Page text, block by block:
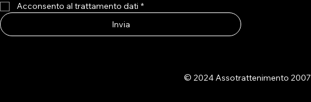
Acconsento al trattamento dati *
Invia
© 2024 Assotrattenimento 2007